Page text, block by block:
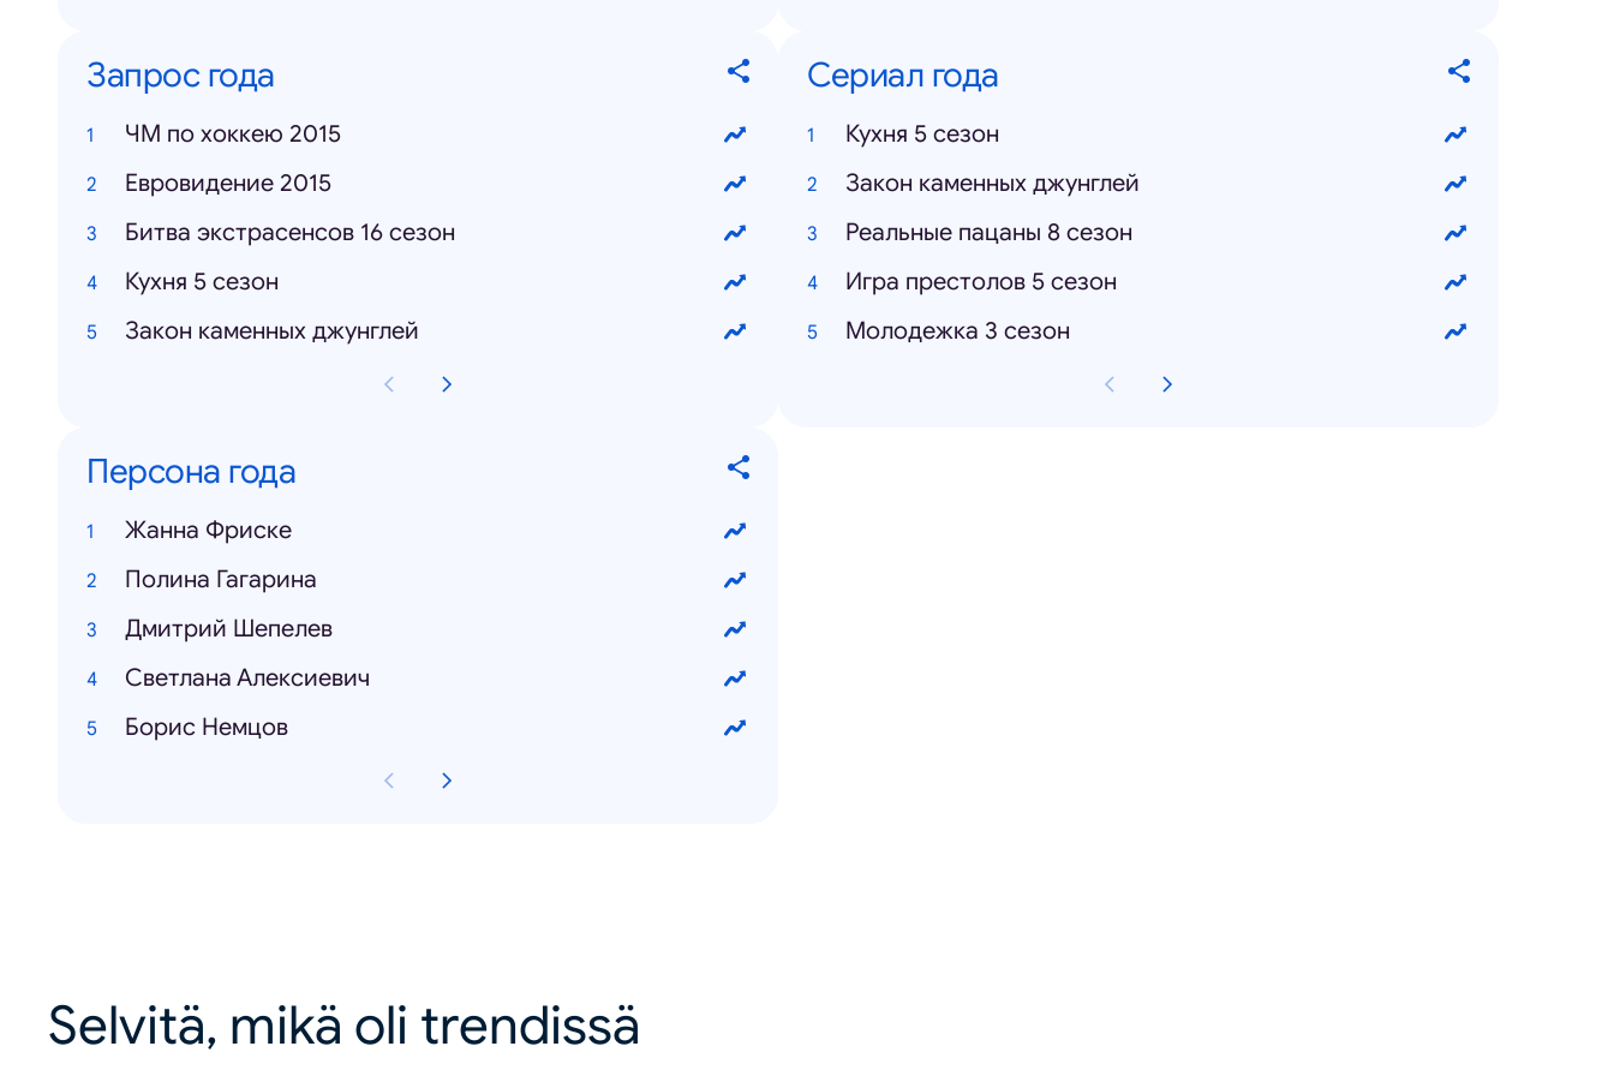
Запрос года
ЧМ по хоккею 2015
Евровидение 2015
Битва экстрасенсов 16 сезон
Кухня 5 сезон
Закон каменных джунглей
Сериал года
Кухня 5 сезон
Закон каменных джунглей
Реальные пацаны 8 сезон
Игра престолов 5 сезон
Молодежка 3 сезон
Персона года
Жанна Фриске
Полина Гагарина
Дмитрий Шепелев
Светлана Алексиевич
Борис Немцов
Selvitä, mikä oli trendissä